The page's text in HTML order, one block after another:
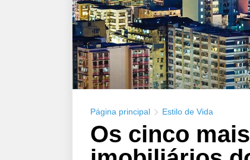
Página principal Estilo de Vida
Os cinco